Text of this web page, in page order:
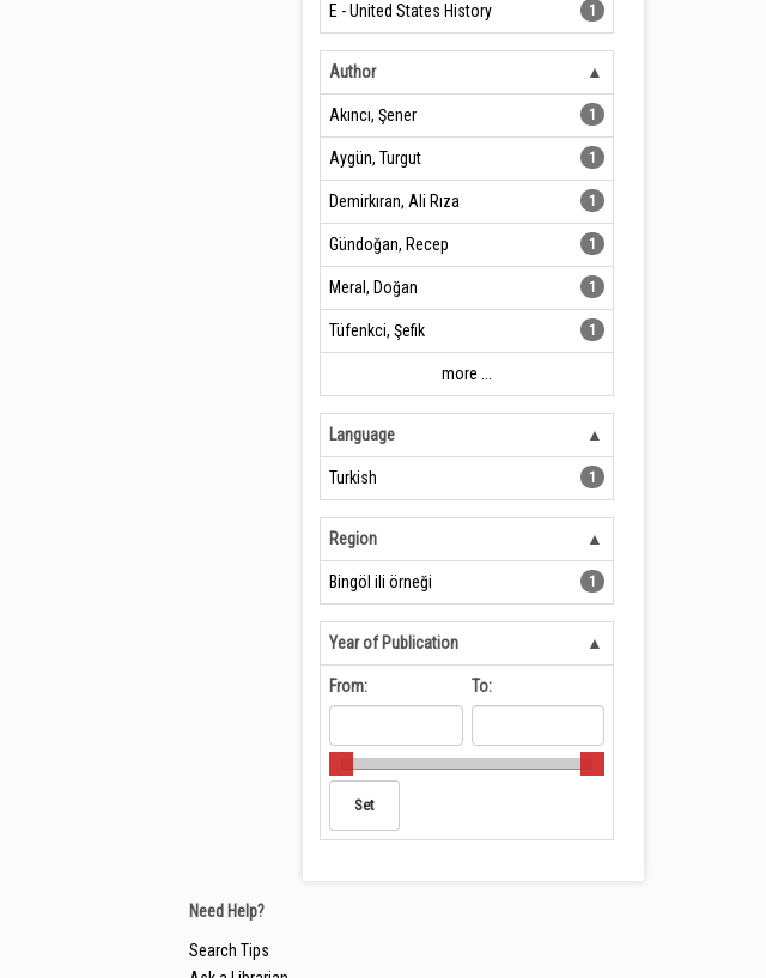
E - United States History 1
Author
Akıncı, Şener 1
Aygün, Turgut 1
Demirkıran, Ali Rıza 1
Gündoğan, Recep 1
Meral, Doğan 1
Tüfenkci, Şefik 1
more ...
Language
Turkish 1
Region
Bingöl ili örneği 1
Year of Publication
From: To:
Need Help?
Search Tips